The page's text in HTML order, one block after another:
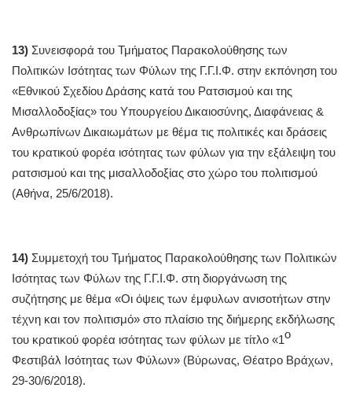
13) Συνεισφορά του Τμήματος Παρακολούθησης των
Πολιτικών Ισότητας των Φύλων της Γ.Γ.Ι.Φ. στην εκπόνηση του
«Εθνικού Σχεδίου Δράσης κατά του Ρατσισμού και της
Μισαλλοδοξίας» του Υπουργείου Δικαιοσύνης, Διαφάνειας &
Ανθρωπίνων Δικαιωμάτων με θέμα τις πολιτικές και δράσεις
του κρατικού φορέα ισότητας των φύλων για την εξάλειψη του
ρατσισμού και της μισαλλοδοξίας στο χώρο του πολιτισμού
(Αθήνα, 25/6/2018).
14) Συμμετοχή του Τμήματος Παρακολούθησης των Πολιτικών
Ισότητας των Φύλων της Γ.Γ.Ι.Φ. στη διοργάνωση της
συζήτησης με θέμα «Οι όψεις των έμφυλων ανισοτήτων στην
τέχνη και τον πολιτισμό» στο πλαίσιο της διήμερης εκδήλωσης
του κρατικού φορέα ισότητας των φύλων με τίτλο «1ο
Φεστιβάλ Ισότητας των Φύλων» (Βύρωνας, Θέατρο Βράχων,
29-30/6/2018).